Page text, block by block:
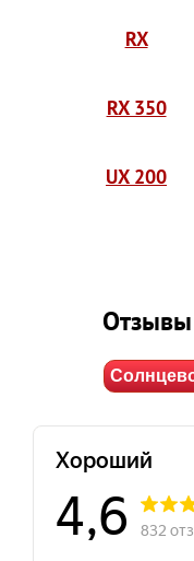
RX
RX 350
UX 200